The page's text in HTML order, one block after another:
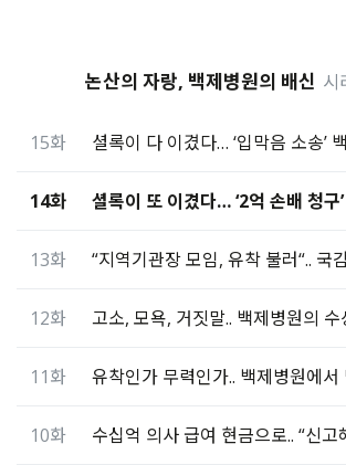
논산의 자랑, 백제병원의 배신 시
15화
14화
13화
12화 고소, 모욕, 거짓말.. 백제병원의 수
11화 유착인가 무력인가.. 백제병원에서
10화 수십억 의사 급여 현금으로.. “신고